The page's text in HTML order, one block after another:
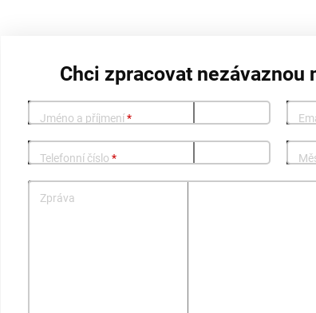
Chci zpracovat nezávaznou
Jméno a příjmení*
Telefonní číslo *
Zpráva